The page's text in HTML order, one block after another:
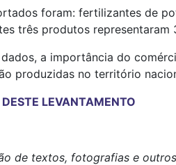
foram: fertilizantes de
três produtos
a importância do
produzidas no território
LEVANTAMENTO
de textos, fotografias e